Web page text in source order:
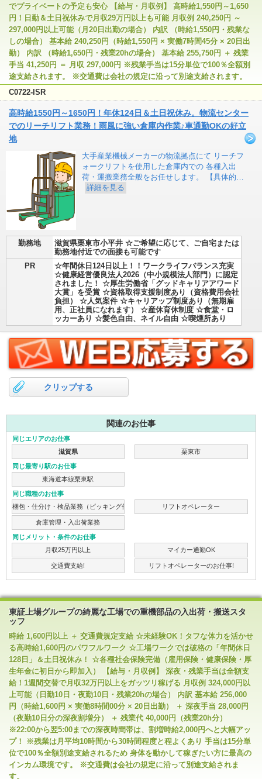
でプライベートの予定も安心 【給与・月収例】 高時給1,550円～1,650
円！日勤＆土日祝休みで月収29万円以上も可能 月収例 240,250円 ～
297,000円以上可能（月20日出勤の場合） 内訳 （時給1,550円・残業な
しの場合） 基本給 240,250円（時給1,550円 × 実働7時間45分 × 20日出
勤） 内訳 （時給1,650円・残業20hの場合） 基本給 255,750円 ＋ 残業
手当 41,250円 ＝ 月収 297,000円 ※残業手当は15分単位で100％全額別
途支給されます。 ※交通費は会社の規定に沿って別途支給されます。
C0722-ISR
高時給1550円～1650円！年休124日＆土日祝休み。物流センター
でのリーチリフト業務！雨風に強い倉庫内作業♪車通勤OKの好立
地
大手産業機械メーカーの物流拠点にて リーチフ
ォークリフトを使用した倉庫内での 各種入出
荷・運搬業務全般をお任せします。 【具体的…
詳細を見る
勤務地
滋賀県栗東市小平井 ☆ご希望に応じて、ご自宅または
勤務地付近での面接も可能です
PR
☆年間休日124日以上！！ワークライフバランス充実
☆健康経営優良法人2026（中小規模法人部門）に認定
されました！ ☆厚生労働省「グッドキャリアアワード
大賞」を受賞 ☆資格取得支援制度あり（資格費用会社
負担） ☆人気案件 ☆キャリアップ制度あり（無期雇
用、正社員になれます） ☆産休育休制度 ☆食堂・ロ
ッカーあり ☆髪色自由、ネイル自由 ☆喫煙所あり
クリップする
関連のお仕事
同じエリアのお仕事
滋賀県
栗東市
同じ最寄り駅のお仕事
東海道本線栗東駅
同じ職種のお仕事
梱包・仕分け・検品業務（ピッキング作業）
リフトオペレーター
倉庫管理・入出荷業務
同じメリット・条件のお仕事
月収25万円以上
マイカー通勤OK
交通費支給! リフトオペレーターのお仕事!
東証上場グループの綺麗な工場での重機部品の入出荷・搬送スタ
ッフ
時給 1,600円以上 ＋ 交通費規定支給 ☆未経験OK！タフな体力を活かせ
る高時給1,600円のパワフルワーク ☆工場ワークでは破格の「年間休日
128日」＆土日祝休み！ ☆各種社会保険完備（雇用保険・健康保険・厚
生年金に初日から即加入） 【給与・月収例】 深夜・残業手当は全額支
給！1週間交替で月収32万円以上をガッツリ稼げる 月収例 324,000円以
上可能（日勤10日・夜勤10日・残業20hの場合） 内訳 基本給 256,000
円（時給1,600円 × 実働8時間00分 × 20日出勤） ＋ 深夜手当 28,000円
（夜勤10日分の深夜割増分） ＋ 残業代 40,000円（残業20h分）
※22:00から翌5:00までの深夜時間帯は、割増時給2,000円へと大幅アッ
プ！ ※残業は月平均10時間から30時間程度と程よくあり 手当は15分単
位で100％全額別途支給されるため 身体を動かして稼ぎたい方に最高の
インカム環境です。 ※交通費は会社の規定に沿って別途支給されま
す。